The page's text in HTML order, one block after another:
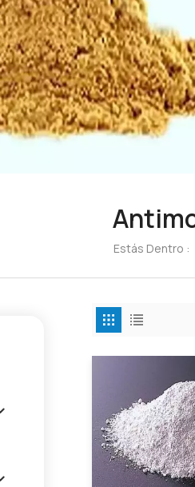
Estás Dentro :